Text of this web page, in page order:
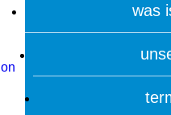
was